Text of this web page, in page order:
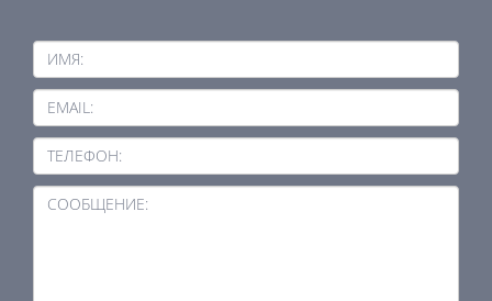
ИМЯ:
EMAIL:
ТЕЛЕФОН:
СООБЩЕНИЕ: